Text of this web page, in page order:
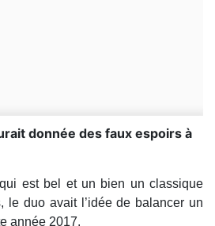
donnée des faux espoirs à
est bel et un bien un classique
le duo avait l’idée de balancer un
année 2017.